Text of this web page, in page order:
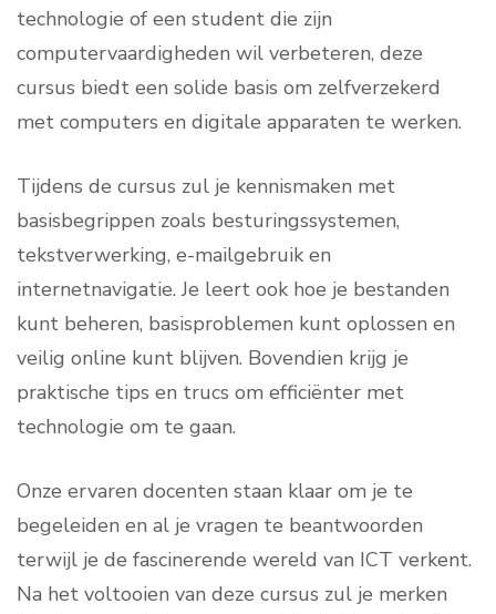
technologie of een student die zijn
computervaardigheden wil verbeteren, deze
cursus biedt een solide basis om zelfverzekerd
met computers en digitale apparaten te werken.
Tijdens de cursus zul je kennismaken met
basisbegrippen zoals besturingssystemen,
tekstverwerking, e-mailgebruik en
internetnavigatie. Je leert ook hoe je bestanden
kunt beheren, basisproblemen kunt oplossen en
veilig online kunt blijven. Bovendien krijg je
praktische tips en trucs om efficiënter met
technologie om te gaan.
Onze ervaren docenten staan klaar om je te
begeleiden en al je vragen te beantwoorden
terwijl je de fascinerende wereld van ICT verkent.
Na het voltooien van deze cursus zul je merken